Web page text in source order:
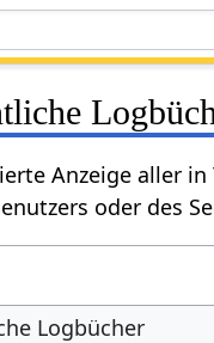
Anzeige aller
oder des
Logbücher